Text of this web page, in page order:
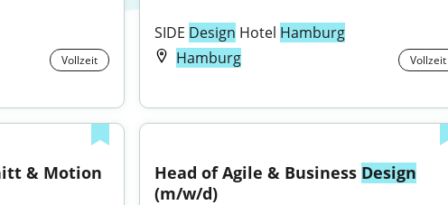
Vollzeit
SIDE Design Hotel Hamburg
Hamburg
Vollzeit
Head of Agile & Business Design
(m/w/d)